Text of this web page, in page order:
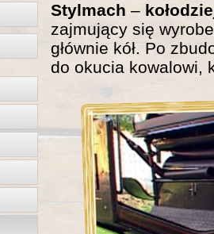
Stylmach –
zajmujący się
głównie kół. Po
do okucia kowalowi,